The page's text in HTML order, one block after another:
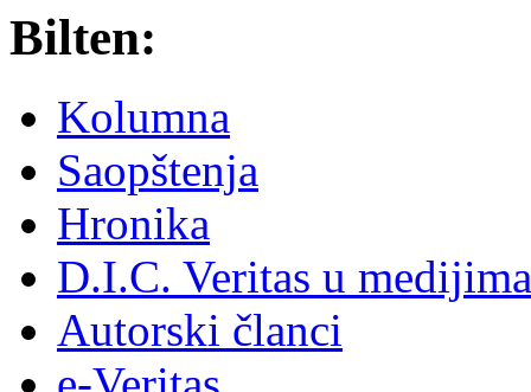
Bilten:
Kolumna
Saopštenja
Hronika
D.I.C. Veritas u medijima
Autorski članci